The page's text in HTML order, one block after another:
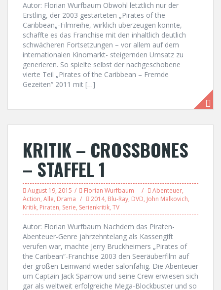
Autor: Florian Wurfbaum Obwohl letztlich nur der
Erstling, der 2003 gestarteten „Pirates of the
Caribbean„-Filmreihe, wirklich überzeugen konnte,
schaffte es das Franchise mit den inhaltlich deutlich
schwächeren Fortsetzungen – vor allem auf dem
internationalen Kinomarkt- steigernden Umsatz zu
generieren. So spielte selbst der nachgeschobene
vierte Teil „Pirates of the Caribbean – Fremde
Gezeiten“ 2011 mit […]
KRITIK – CROSSBONES
– STAFFEL 1
August 19, 2015 Florian Wurfbaum Abenteuer,
Action, Alle, Drama 2014, Blu-Ray, DVD, John Malkovich,
Kritik, Piraten, Serie, Serienkritik, TV
Autor: Florian Wurfbaum Nachdem das Piraten-
Abenteuer-Genre jahrzehntelang als Kassengift
verufen war, machte Jerry Bruckheimers „Pirates of
the Caribean“-Franchise 2003 den Seeräuberfilm auf
der großen Leinwand wieder salonfähig. Die Abenteuer
um Captain Jack Sparrow und seine Crew erwiesen sich
gar als weltweit erfolgreiche Mega-Blockbuster und so